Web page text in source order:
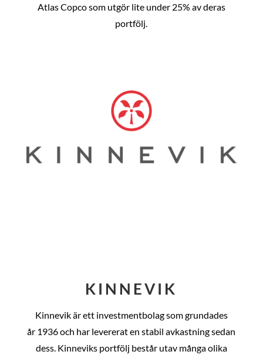
Atlas Copco som utgör lite under 25% av deras
portfölj.
KINNEVIK
Kinnevik är ett investmentbolag som grundades
år 1936 och har levererat en stabil avkastning sedan
dess. Kinneviks portfölj består utav många olika